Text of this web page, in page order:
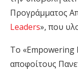
Προγράμματος
Leaders», που
Το «Empowering
αποφοίτους